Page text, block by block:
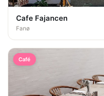
Cafe Fajancen
Fanø
Café